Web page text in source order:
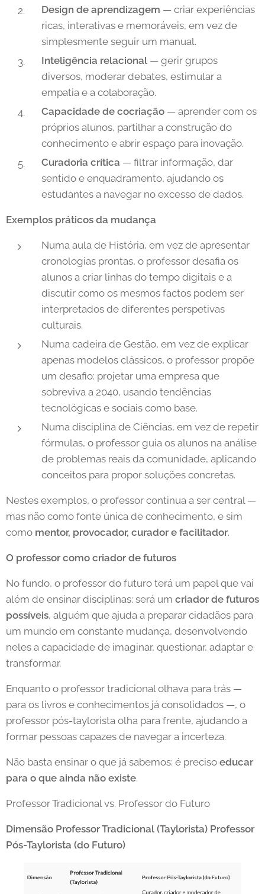
Design de aprendizagem — criar experiências
ricas, interativas e memoráveis, em vez de
simplesmente seguir um manual.
Inteligência relacional — gerir grupos
diversos, moderar debates, estimular a
empatia e a colaboração.
Capacidade de cocriação — aprender com os
próprios alunos, partilhar a construção do
conhecimento e abrir espaço para inovação.
Curadoria crítica — filtrar informação, dar
sentido e enquadramento, ajudando os
estudantes a navegar no excesso de dados.
Exemplos práticos da mudança
Numa aula de História, em vez de apresentar
cronologias prontas, o professor desafia os
alunos a criar linhas do tempo digitais e a
discutir como os mesmos factos podem ser
interpretados de diferentes perspetivas
culturais.
Numa cadeira de Gestão, em vez de explicar
apenas modelos clássicos, o professor propõe
um desafio: projetar uma empresa que
sobreviva a 2040, usando tendências
tecnológicas e sociais como base.
Numa disciplina de Ciências, em vez de repetir
fórmulas, o professor guia os alunos na análise
de problemas reais da comunidade, aplicando
conceitos para propor soluções concretas.
Nestes exemplos, o professor continua a ser central —
mas não como fonte única de conhecimento, e sim
como mentor, provocador, curador e facilitador.
O professor como criador de futuros
No fundo, o professor do futuro terá um papel que vai
além de ensinar disciplinas: será um criador de futuros
possíveis, alguém que ajuda a preparar cidadãos para
um mundo em constante mudança, desenvolvendo
neles a capacidade de imaginar, questionar, adaptar e
transformar.
Enquanto o professor tradicional olhava para trás —
para os livros e conhecimentos já consolidados —, o
professor pós-taylorista olha para frente, ajudando a
formar pessoas capazes de navegar a incerteza.
Não basta ensinar o que já sabemos: é preciso educar
para o que ainda não existe.
Professor Tradicional vs. Professor do Futuro
Dimensão Professor Tradicional (Taylorista) Professor
Pós-Taylorista (do Futuro)